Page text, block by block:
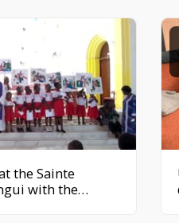
the Sainte
with the